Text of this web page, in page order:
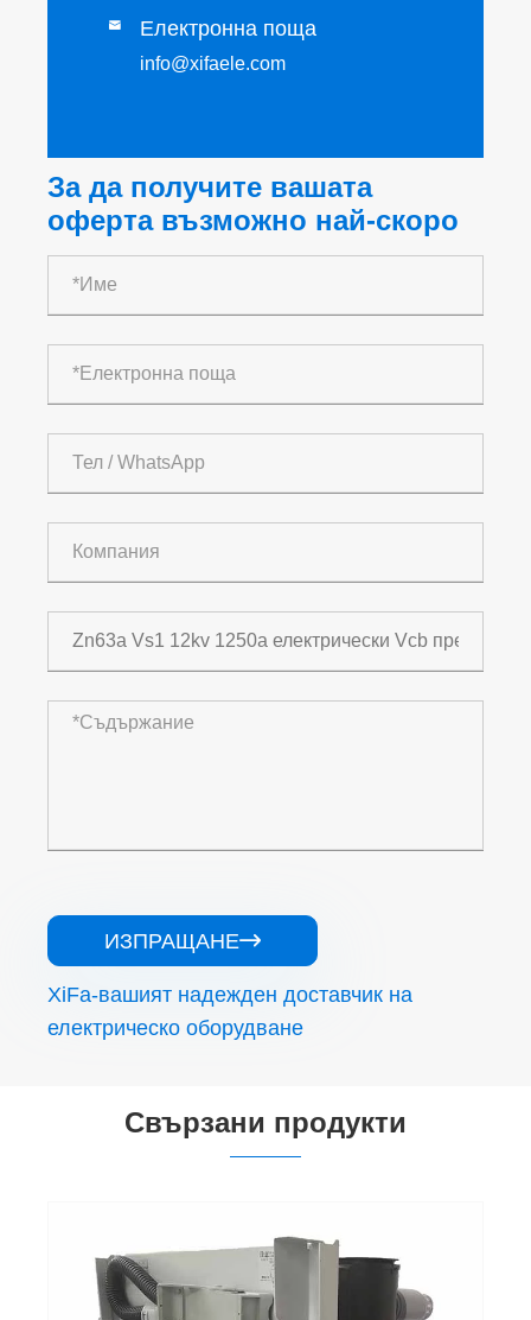
 Електронна поща
info@xifaele.com
За да получите вашата
оферта възможно най-скоро
ИЗПРАЩАНЕ
XiFa-вашият надежден доставчик на
електрическо оборудване
Свързани продукти
35 36 Kv вакуумен прекъсвач със средно
напрежение